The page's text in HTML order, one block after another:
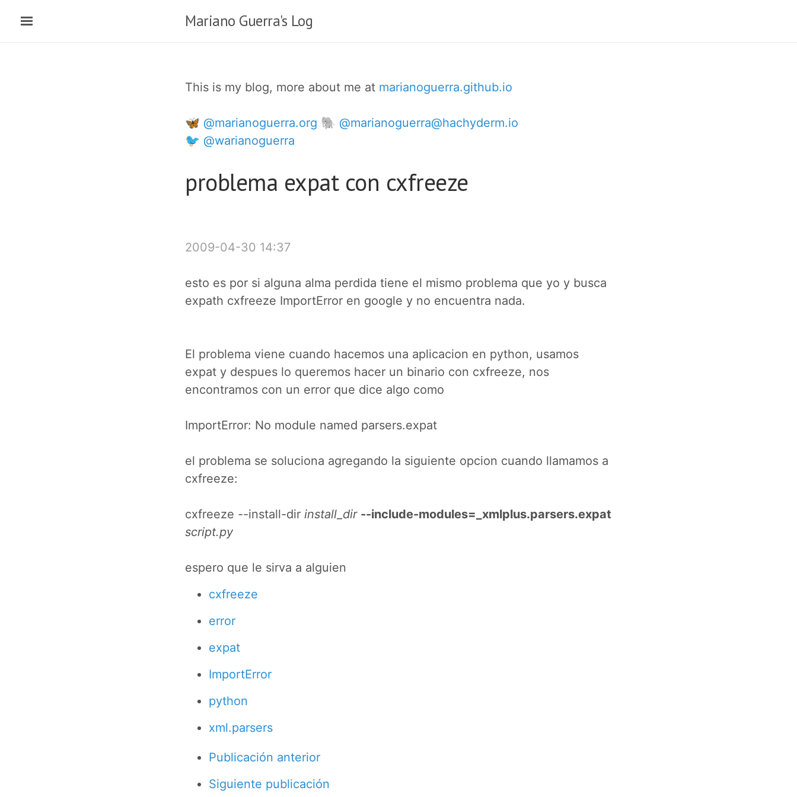
Mariano Guerra's Log
This is my blog, more about me at marianoguerra.github.io
🦋 @marianoguerra.org 🐘 @marianoguerra@hachyderm.io
🐦 @warianoguerra
problema expat con cxfreeze
2009-04-30 14:37
esto es por si alguna alma perdida tiene el mismo problema que yo y busca
expath cxfreeze ImportError en google y no encuentra nada.
El problema viene cuando hacemos una aplicacion en python, usamos
expat y despues lo queremos hacer un binario con cxfreeze, nos
encontramos con un error que dice algo como
ImportError: No module named parsers.expat
el problema se soluciona agregando la siguiente opcion cuando llamamos a
cxfreeze:
cxfreeze --install-dir install_dir --include-modules=_xmlplus.parsers.expat
script.py
espero que le sirva a alguien
cxfreeze
error
expat
ImportError
python
xml.parsers
Publicación anterior
Siguiente publicación